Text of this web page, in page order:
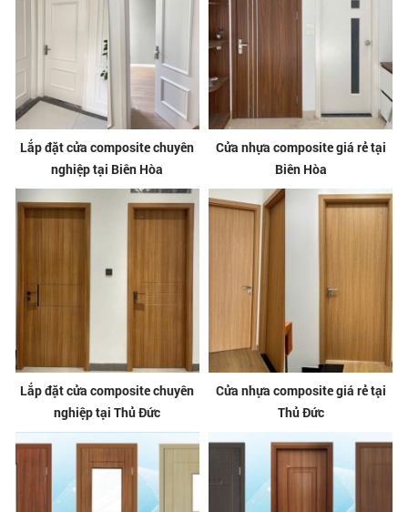
Lắp đặt cửa composite chuyên
nghiệp tại Biên Hòa
Cửa nhựa composite giá rẻ tại
Biên Hòa
Lắp đặt cửa composite chuyên
nghiệp tại Thủ Đức
Cửa nhựa composite giá rẻ tại
Thủ Đức